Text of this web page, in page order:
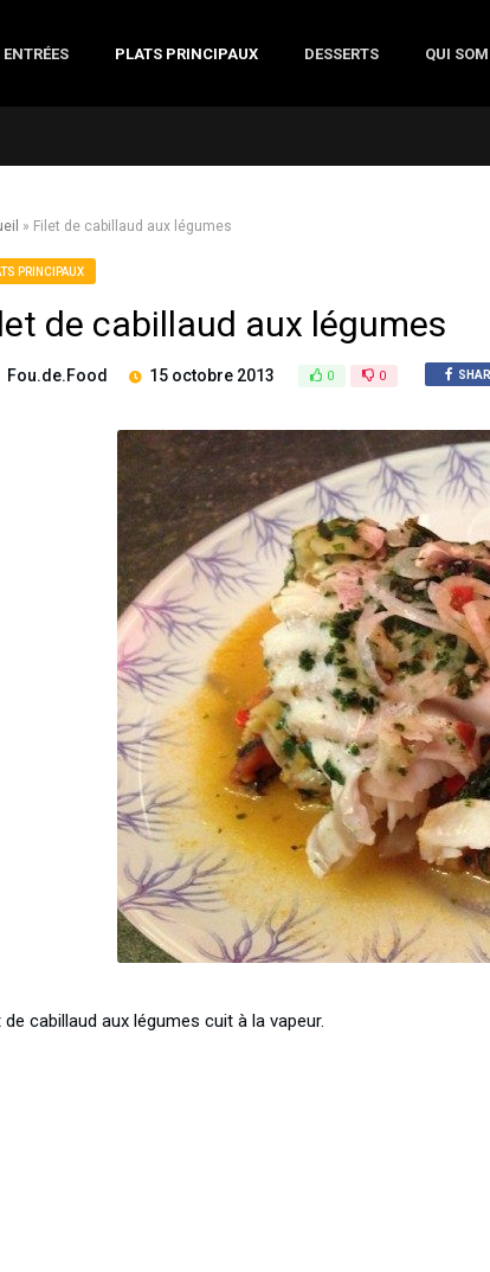
ENTRÉES PLATS PRINCIPAUX DESSERTS QUI
» Filet de cabillaud aux légumes
PRINCIPAUX
de cabillaud aux légumes
Fou.de.Food 15 octobre 2013 0 0
de cabillaud aux légumes cuit à la vapeur.